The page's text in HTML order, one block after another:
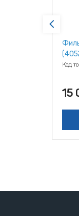
Код
15